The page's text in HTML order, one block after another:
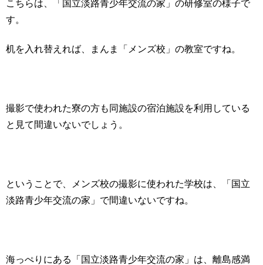
こちらは、「国立淡路青少年交流の家」の研修室の様子で
す。
机を入れ替えれば、まんま「メンズ校」の教室ですね。
撮影で使われた寮の方も同施設の宿泊施設を利用している
と見て間違いないでしょう。
ということで、メンズ校の撮影に使われた学校は、「国立
淡路青少年交流の家」で間違いないですね。
海っぺりにある「国立淡路青少年交流の家」は、離島感満